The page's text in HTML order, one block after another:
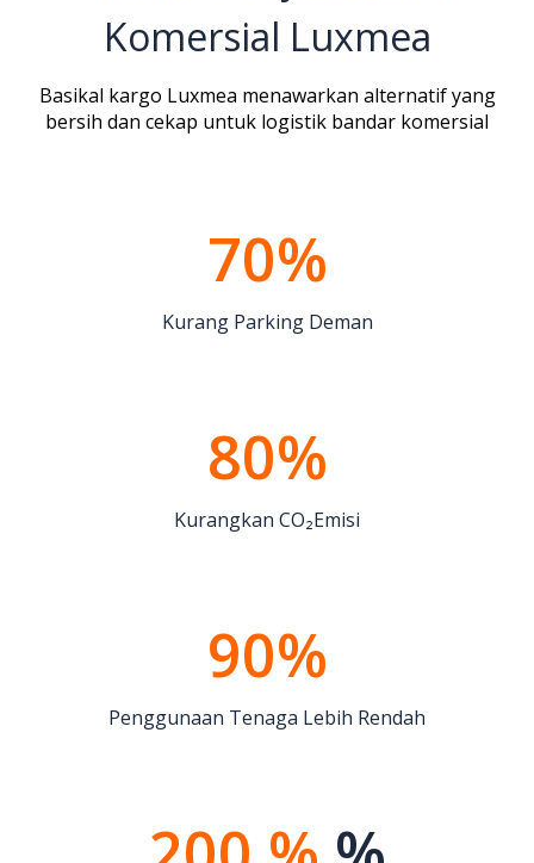
Komersial Luxmea
Basikal kargo Luxmea menawarkan alternatif yang
bersih dan cekap untuk logistik bandar komersial
70%
Kurang Parking Deman
80%
Kurangkan CO₂Emisi
90%
Penggunaan Tenaga Lebih Rendah